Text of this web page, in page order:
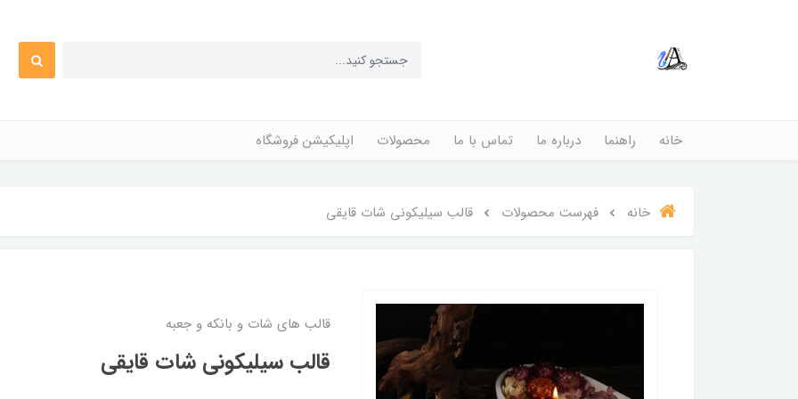
خانه راهنما درباره ما تماس با ما محصولات اپلیکیشن فروشگاه
خانه فهرست محصولات قالب سیلیکونی شات قایقی
قالب های شات و بانکه و جعبه
قالب سیلیکونی شات قایقی